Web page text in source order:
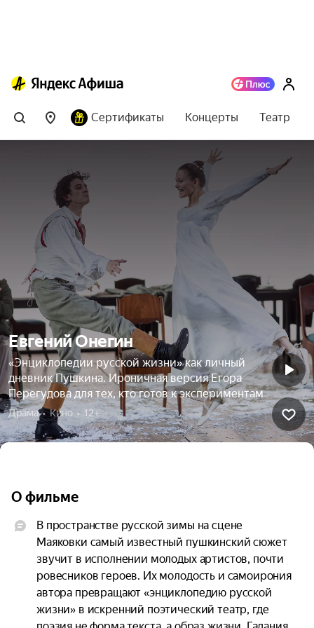
Сертификаты Концерты Театр
Евгений Онегин
«Энциклопедии русской жизни» как личный
дневник Пушкина. Ироничная версия Егора
Перегудова для тех, кто готов к экспериментам
Драма  •  Кино  •  12+
О фильме
В пространстве русской зимы на сцене
Маяковки самый известный пушкинский сюжет
звучит в исполнении молодых артистов, почти
ровесников героев. Их молодость и самоирония
автора превращают «энциклопедию русской
жизни» в искренний поэтический театр, где